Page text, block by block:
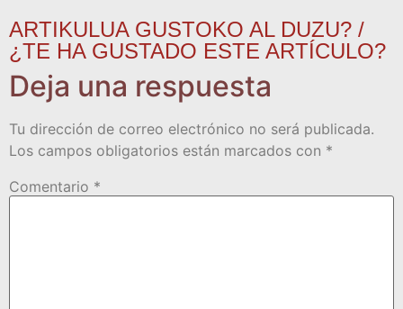
ARTIKULUA GUSTOKO AL DUZU? /
¿TE HA GUSTADO ESTE ARTÍCULO?
Deja una respuesta
Tu dirección de correo electrónico no será publicada.
Los campos obligatorios están marcados con *
Comentario *